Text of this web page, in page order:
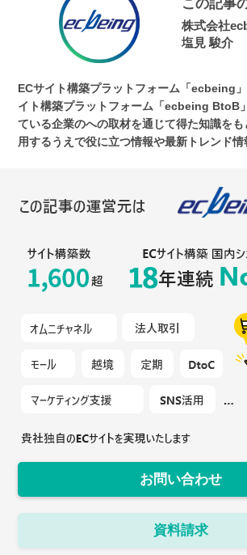
この記事
株式会社
塩見 駿介
ECサイト構築プラットフォーム「ecbeing
イト構築プラットフォーム「ecbeing BtoB
ている企業のへの取材を通じて得た知識を
用するうえで役に立つ情報や最新トレンド情
お問い合わせ
資料請求